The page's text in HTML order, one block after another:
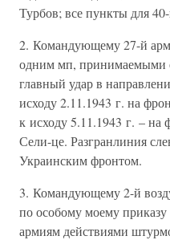
Турбов; все пункты для
2. Командующему 27-й
одним мп, принимаемыми
главный удар в
исходу 2.11.1943 г. на
к исходу 5.11.1943 г. – на
Сели-це. Разгранлиния
Украинским фронтом.
3. Командующему 2-й
по особому моему приказу
армиям действиями